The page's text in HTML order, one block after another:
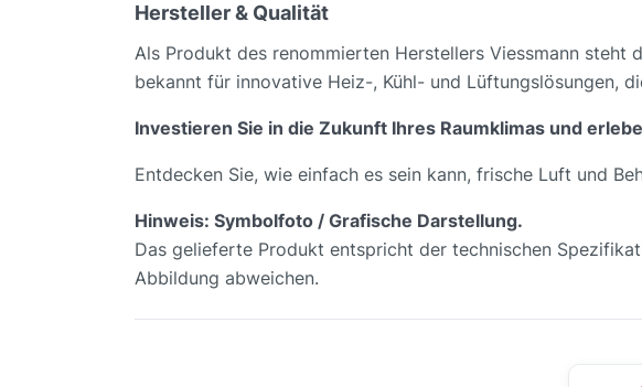
Hersteller & Qualität
Als Produkt des renommierten Herstellers Viessmann steht
bekannt für innovative Heiz-, Kühl- und Lüftungslösungen,
Investieren Sie in die Zukunft Ihres Raumklimas und
Entdecken Sie, wie einfach es sein kann, frische Luft und
Hinweis: Symbolfoto / Grafische Darstellung.
Das gelieferte Produkt entspricht der technischen
Abbildung abweichen.